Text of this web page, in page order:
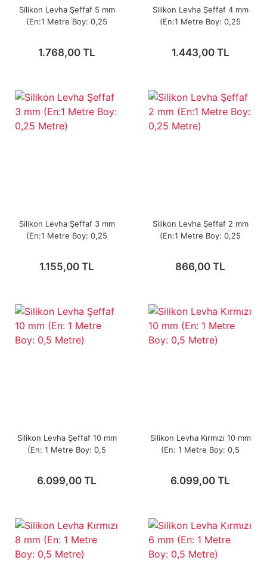
Silikon Levha Şeffaf 5 mm
(En:1 Metre Boy: 0,25
1.768,00 TL
Silikon Levha Şeffaf 4 mm
(En:1 Metre Boy: 0,25
1.443,00 TL
Silikon Levha Şeffaf 3 mm
(En:1 Metre Boy: 0,25
1.155,00 TL
Silikon Levha Şeffaf 2 mm
(En:1 Metre Boy: 0,25
866,00 TL
Silikon Levha Şeffaf 10 mm
(En: 1 Metre Boy: 0,5
6.099,00 TL
Silikon Levha Kırmızı 10 mm
(En: 1 Metre Boy: 0,5
6.099,00 TL